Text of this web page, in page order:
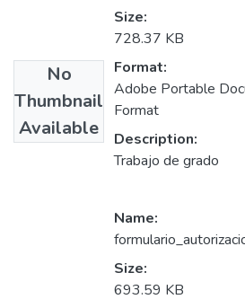
No
Thumbnail
Available
Size:
728.37 KB
Format:
Adobe Portable
Format
Description:
Trabajo de grado
Name:
Size:
693.59 KB